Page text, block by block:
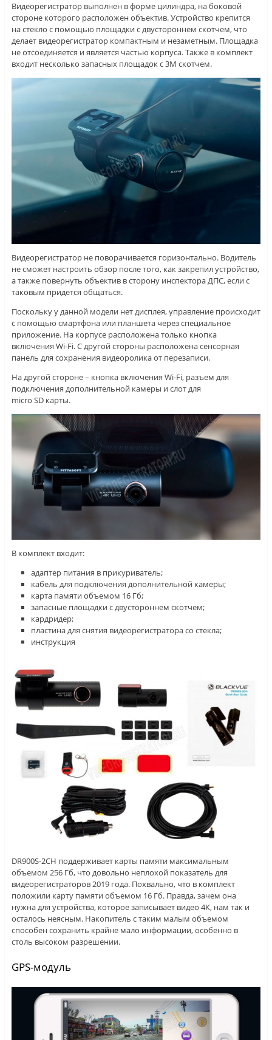
Видеорегистратор выполнен в форме цилиндра, на боковой
стороне которого расположен объектив. Устройство крепится
на стекло с помощью площадки с двустороннем скотчем, что
делает видеорегистратор компактным и незаметным. Площадка
не отсоединяется и является частью корпуса. Также в комплект
входит несколько запасных площадок с 3М скотчем.
Видеорегистратор не поворачивается горизонтально. Водитель
не сможет настроить обзор после того, как закрепил устройство,
а также повернуть объектив в сторону инспектора ДПС, если с
таковым придется общаться.
Поскольку у данной модели нет дисплея, управление происходит
с помощью смартфона или планшета через специальное
приложение. На корпусе расположена только кнопка
включения Wi-Fi. С другой стороны расположена сенсорная
панель для сохранения видеоролика от перезаписи.
На другой стороне – кнопка включения Wi-Fi, разъем для
подключения дополнительной камеры и слот для
micro SD карты.
В комплект входит:
адаптер питания в прикуриватель;
кабель для подключения дополнительной камеры;
карта памяти объемом 16 Гб;
запасные площадки с двустороннем скотчем;
кардридер;
пластина для снятия видеорегистратора со стекла;
инструкция
DR900S-2CH поддерживает карты памяти максимальным
объемом 256 Гб, что довольно неплохой показатель для
видеорегистраторов 2019 года. Похвально, что в комплект
положили карту памяти объемом 16 Гб. Правда, зачем она
нужна для устройства, которое записывает видео 4К, нам так и
осталось неясным. Накопитель с таким малым объемом
способен сохранить крайне мало информации, особенно в
столь высоком разрешении.
GPS-модуль